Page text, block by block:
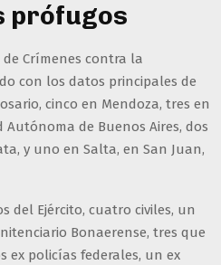
prófugos
Crímenes contra la
con los datos principales de
cinco en Mendoza, tres en
de Buenos Aires, dos
y uno en Salta, en San Juan,
del Ejército, cuatro civiles, un
Bonaerense, tres que
ex policías federales, un ex